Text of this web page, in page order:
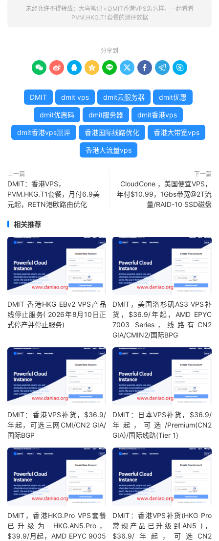
未经允许不得转载： 大鸟笔记» DMIT香港VPS怎么样，一起看看
PVM.HKG.T1套餐的测评数据
分享到
        
DMIT dmit vps dmit云服务器 dmit优惠
dmit优惠码 dmit服务器 dmit香港vps
dmit香港vps测评 香港国际线路优化 香港大带宽vps
香港大流量vps
上一篇
DMIT：香港VPS，
PVM.HKG.T1套餐，月付6.9美
元起，RETN港欧路由优化
下一篇
CloudCone ，美国便宜VPS，
年付$10.99，1Gbs带宽@2T流
量/RAID-10 SSD磁盘
相关推荐
DMIT 香港HKG EBv2 VPS产品
线停止服务( 2026年8月10日正
式停产并停止服务)
DMIT，美国洛杉矶AS3 VPS补
货，$36.9/年起，AMD EPYC
7003 Series，线路有CN2
GIA/CMIN2/国际BPG
DMIT：香港VPS补货，$36.9/
年起，可选三网CMI/CN2 GIA/
国际BGP
DMIT：日本VPS补货，$36.9/
年起，可选/Premium(CN2
GIA)/国际线路(Tier 1)
DMIT，香港HKG.Pro VPS套餐
已升级为 HKG.AN5.Pro，
$39.9/月起，AMD EPYC 9005
DMIT：香港VPS补货(HKG Pro
常规产品已升级到AN5 )，
$36.9/年起，可选CN2